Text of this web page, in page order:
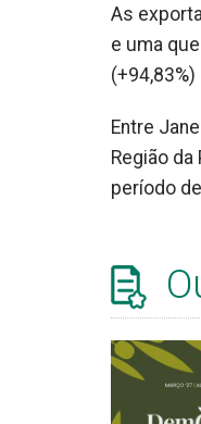
As
e uma
Entre
Região
período